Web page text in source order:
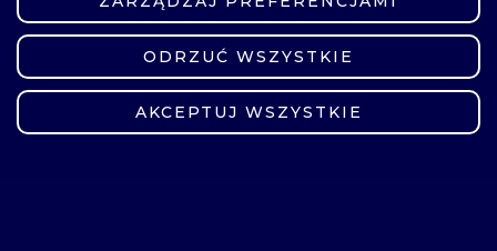
Materiały hybrydowe i napełniacze
Podstawy biotechnologii
Techniki charakteryzacji materiałów
ODRZUĆ WSZYSTKIE
AKCEPTUJ WSZYSTKIE
ZMIEŃ USTAWIENIA